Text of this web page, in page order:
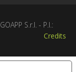
S.r.l. - P.I.:
Credits